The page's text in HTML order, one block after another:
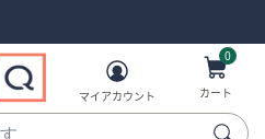
マイアカウント
0
カート